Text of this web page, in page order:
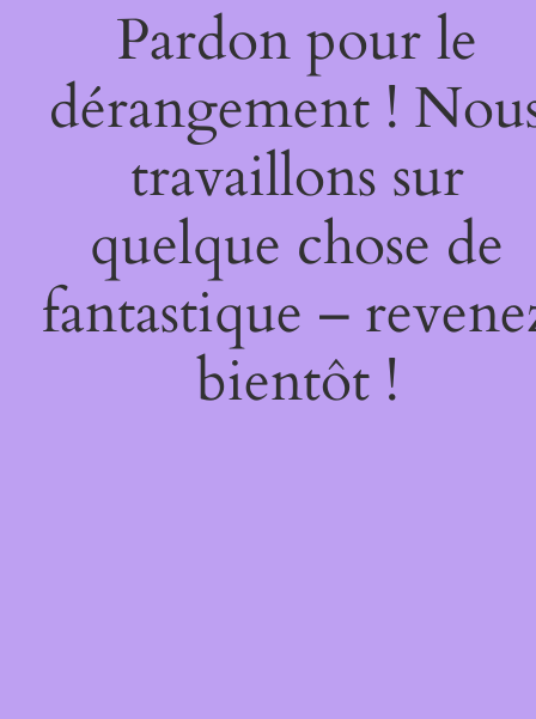
Pardon pour le
dérangement !
travaillons sur
quelque chose de
fantastique –
bientôt !